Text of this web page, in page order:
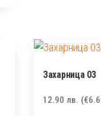
Захарница 03
12.90 лв.